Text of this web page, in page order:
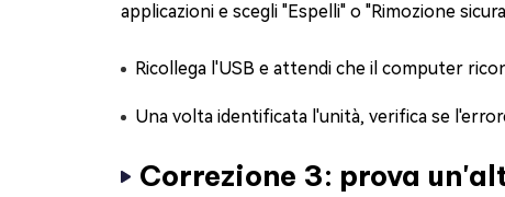
applicazioni e scegli "Espelli" o "Rimozione
Ricollega l'USB e attendi che il computer
Una volta identificata l'unità, verifica se
Correzione 3: prova